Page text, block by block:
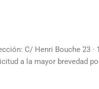
C/ Henri Bouche 23 ·
a la mayor brevedad